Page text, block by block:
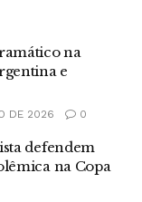
na
e
DE 2026 0
defendem
na Copa